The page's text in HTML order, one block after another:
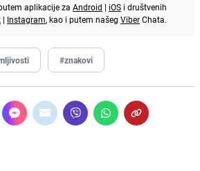
aplikacije za Android | iOS i društvenih
| Instagram, kao i putem našeg ViberChata.
#znakovi